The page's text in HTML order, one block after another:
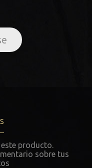
producto.
sobre tus